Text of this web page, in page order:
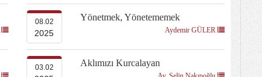
08.02
2025
Yönetmek, Yönetememek
Aydemir GÜLER
03.02 Aklımızı Kurcalayan